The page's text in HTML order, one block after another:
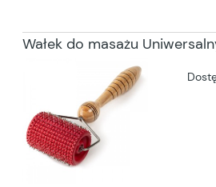
Wałek do masażu